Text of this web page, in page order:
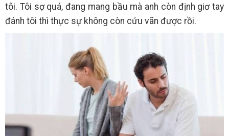
tôi. Tôi sợ quá, đang mang bầu mà anh còn định giơ tay
đánh tôi thì thực sự không còn cứu vãn được rồi.